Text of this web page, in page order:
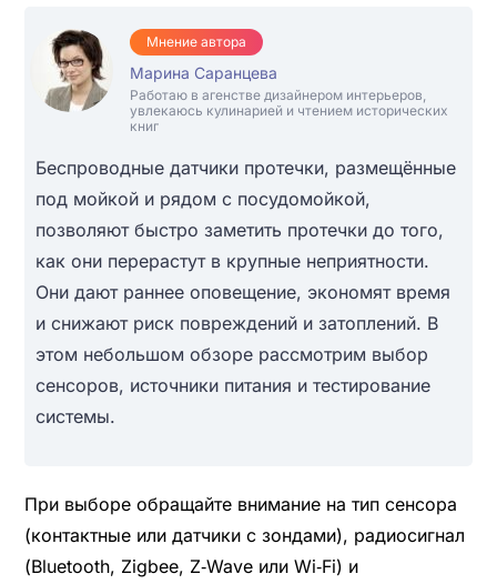
Мнение автора
Марина Саранцева
Работаю в агенстве дизайнером интерьеров,
увлекаюсь кулинарией и чтением исторических
книг
Беспроводные датчики протечки, размещённые
под мойкой и рядом с посудомойкой,
позволяют быстро заметить протечки до того,
как они перерастут в крупные неприятности.
Они дают раннее оповещение, экономят время
и снижают риск повреждений и затоплений. В
этом небольшом обзоре рассмотрим выбор
сенсоров, источники питания и тестирование
системы.
При выборе обращайте внимание на тип сенсора
(контактные или датчики с зондами), радиосигнал
(Bluetooth, Zigbee, Z‑Wave или Wi‑Fi) и